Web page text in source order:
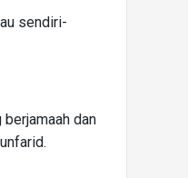
sendiri-
dan